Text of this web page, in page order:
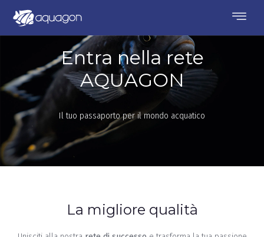
Entra nella rete
AQUAGON
Il tuo passaporto per il mondo acquatico
La migliore qualità